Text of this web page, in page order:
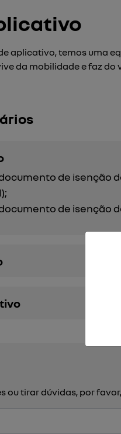
aplicativo, temos uma
da mobilidade e faz
de
de isenção
ou tirar dúvidas, por